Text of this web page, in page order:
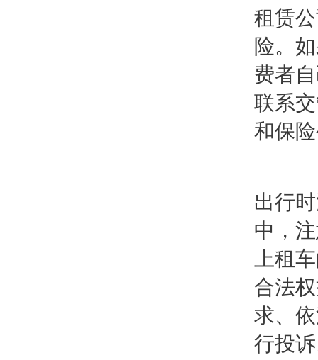
租赁
险。
费者
联系
和保
出行
中，
上租
合法
求、
行投